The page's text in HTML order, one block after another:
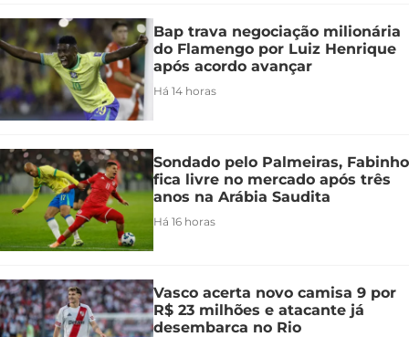
Bap trava negociação milionária
do Flamengo por Luiz Henrique
após acordo avançar
Há 14 horas
Sondado pelo Palmeiras, Fabinho
fica livre no mercado após três
anos na Arábia Saudita
Há 16 horas
Vasco acerta novo camisa 9 por
R$ 23 milhões e atacante já
desembarca no Rio